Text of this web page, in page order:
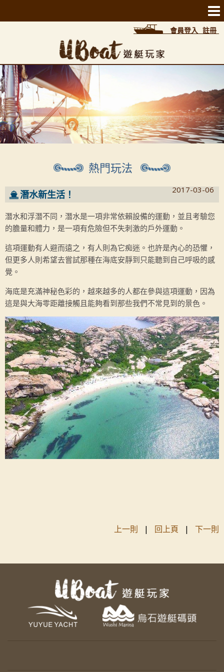
會員登入 註冊
熱門玩法
2017-03-06
潛水新生活！
潛水和浮潛不同，潛水是一項非常依賴設備的運動，並且考驗您
的膽量和體力，是一項有危險但不失刺激的戶外運動。
這項運動有人避而遠之，有人則為它痴迷。也許是內心的恐懼，
但更多人則希望去嘗試那種在海底安靜到只能聽到自己呼吸的感
覺。
海底是充滿神秘色彩的，越來越多的人都在參與這項運動，因為
這是與大海零距離接觸且能夠看到那些我們不常見到的景色。
上一則 | 回上頁 | 下一則